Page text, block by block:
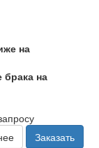
на
брака на
Заказать